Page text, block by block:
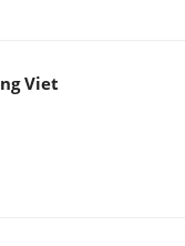
Viet